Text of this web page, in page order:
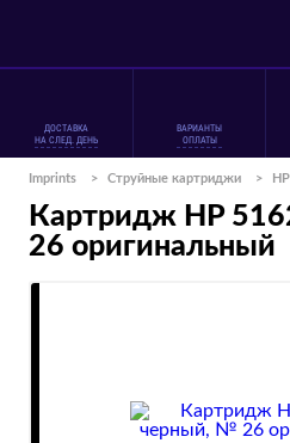
ДОСТАВКА
НА СЛЕД. ДЕНЬ
ВАРИАНТЫ
ОПЛАТЫ
Imprints > Струйные картриджи > HP
Картридж HP
26 оригинальный